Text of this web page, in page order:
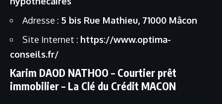
Adresse : 5 bis Rue Mathieu, 71000 Mâcon
Site Internet : https://www.optima-
conseils.fr/
Karim DAOD NATHOO – Courtier prêt
immobilier – La Clé du Crédit MACON